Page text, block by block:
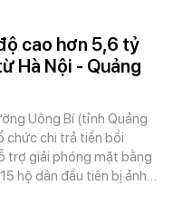
cao hơn 5,6 tỷ
Hà Nội - Quảng
Uông Bí (tỉnh Quảng
chức chi trả tiền bồi
trợ giải phóng mặt bằng
hộ dân đầu tiên bị ảnh…